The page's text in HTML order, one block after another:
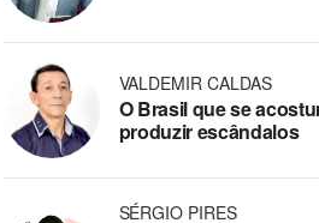
VALDEMIR CALDAS
O Brasil que se
produzir escândalos
SÉRGIO PIRES